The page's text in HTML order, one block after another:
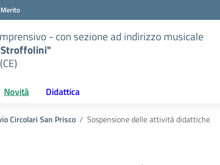
- con sezione ad indirizzo musicale
Novità Didattica
Circolari San Prisco Sospensione delle attività didattiche